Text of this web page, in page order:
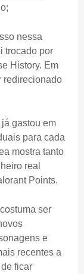
nessa
trocado por
History. Em
redirecionado
gastou em
para cada
mostra tanto
real
Points.
ser
e
recentes a
ficar